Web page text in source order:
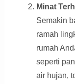
Minat
Semakin
ramah
rumah
seperti
air hujan,